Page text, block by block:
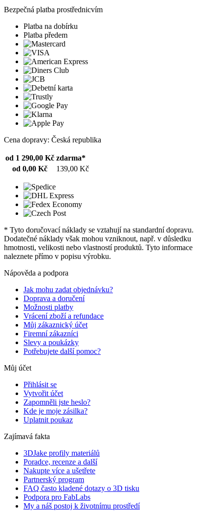
Bezpečná platba prostřednicvím
Platba na dobírku
Platba předem
Cena dopravy: Česká republika
od 1 290,00 Kč zdarma*
od 0,00 Kč
139,00 Kč
* Tyto doručovací náklady se vztahují na standardní dopravu.
Dodatečné náklady však mohou vzniknout, např. v důsledku
hmotnosti, velikosti nebo vlastností produktů. Tyto informace
naleznete přímo v popisu výrobku.
Nápověda a podpora
Jak mohu zadat objednávku?
Doprava a doručení
Možnosti platby
Vrácení zboží a refundace
Můj zákaznický účet
Firemní zákazníci
Slevy a poukázky
Potřebujete další pomoc?
Můj účet
Přihlásit se
Vytvořit účet
Zapomněli jste heslo?
Kde je moje zásilka?
Uplatnit poukaz
Zajímavá fakta
3DJake profily materiálů
Poradce, recenze a další
Nakupte více a ušetřete
Partnerský program
FAQ často kladené dotazy o 3D tisku
Podpora pro FabLabs
My a náš postoj k životnímu prostředí